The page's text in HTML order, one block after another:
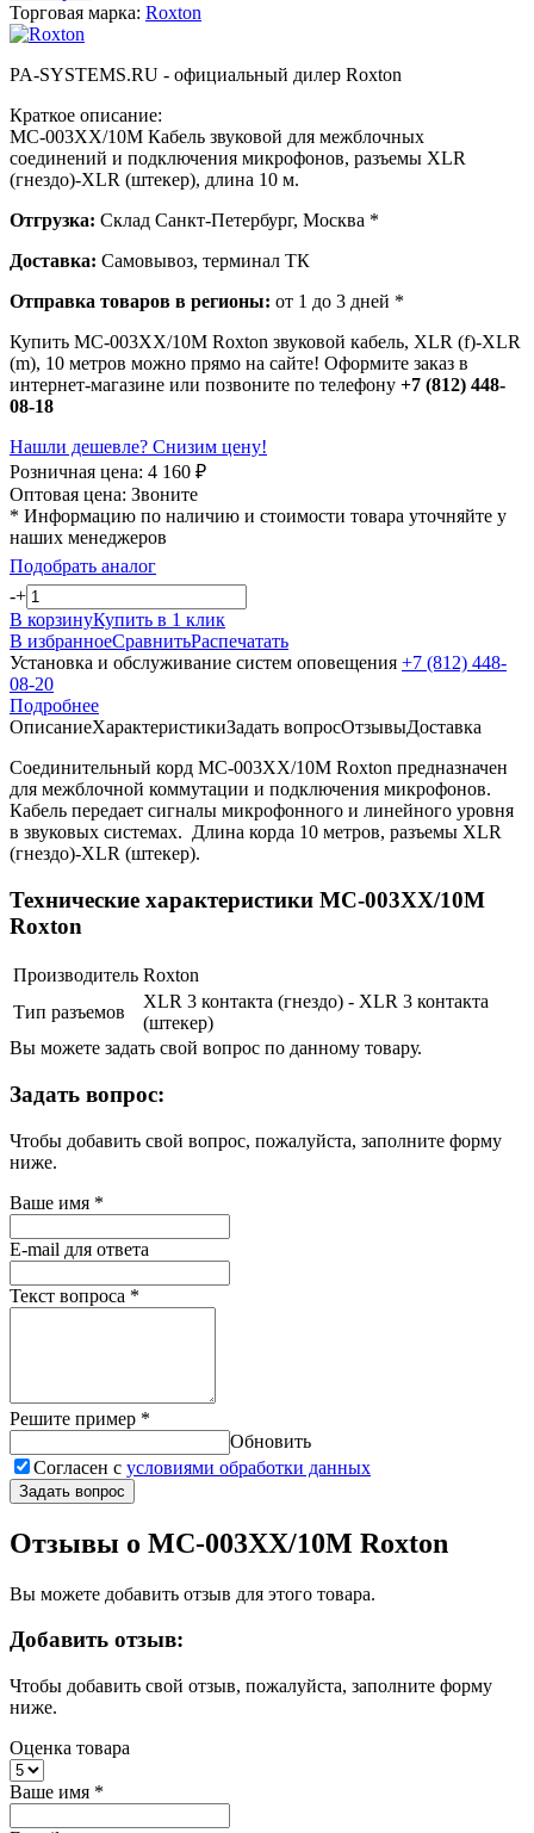
Торговая марка: Roxton
PA-SYSTEMS.RU - официальный дилер Roxton
Краткое описание:
MC-003XX/10M Кабель звуковой для межблочных
соединений и подключения микрофонов, разъемы XLR
(гнездо)-XLR (штекер), длина 10 м.
Отгрузка: Склад Санкт-Петербург, Москва *
Доставка: Самовывоз, терминал ТК
Отправка товаров в регионы: от 1 до 3 дней *
Купить MC-003XX/10M Roxton звуковой кабель, XLR (f)-XLR
(m), 10 метров можно прямо на сайте! Оформите заказ в
интернет-магазине или позвоните по телефону +7 (812) 448-
08-18
Нашли дешевле? Снизим цену!
Розничная цена: 4 160 ₽
Оптовая цена: Звоните
* Информацию по наличию и стоимости товара уточняйте у
наших менеджеров
Подобрать аналог
-+
В корзинуКупить в 1 клик
В избранноеСравнитьРаспечатать
Установка и обслуживание систем оповещения +7 (812) 448-
08-20
Подробнее
ОписаниеХарактеристикиЗадать вопросОтзывыДоставка
Соединительный корд MC-003XX/10M Roxton предназначен
для межблочной коммутации и подключения микрофонов.
Кабель передает сигналы микрофонного и линейного уровня
в звуковых системах. Длина корда 10 метров, разъемы XLR
(гнездо)-XLR (штекер).
Технические характеристики MC-003XX/10M
Roxton
Производитель Roxton
Тип разъемов
XLR 3 контакта (гнездо) - XLR 3 контакта
(штекер)
Вы можете задать свой вопрос по данному товару.
Задать вопрос:
Чтобы добавить свой вопрос, пожалуйста, заполните форму
ниже.
Ваше имя *
E-mail для ответа
Текст вопроса *
Решите пример *
Обновить
Согласен с условиями обработки данных
Задать вопрос
Отзывы о MC-003XX/10M Roxton
Вы можете добавить отзыв для этого товара.
Добавить отзыв:
Чтобы добавить свой отзыв, пожалуйста, заполните форму
ниже.
Оценка товара
Ваше имя *